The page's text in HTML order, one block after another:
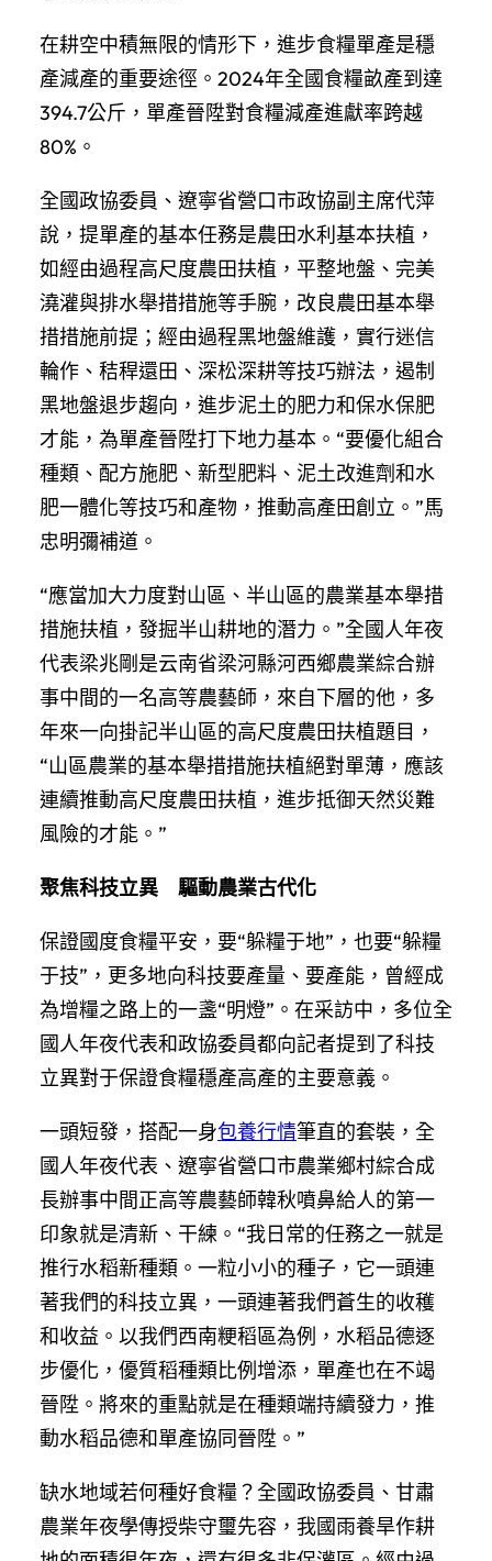
在耕空中積無限的情形下，進步食糧單產是穩
產減產的重要途徑。2024年全國食糧畝產到達
394.7公斤，單產晉陞對食糧減產進獻率跨越
80%。
全國政協委員、遼寧省營口市政協副主席代萍
說，提單產的基本任務是農田水利基本扶植，
如經由過程高尺度農田扶植，平整地盤、完美
澆灌與排水舉措措施等手腕，改良農田基本舉
措措施前提；經由過程黑地盤維護，實行迷信
輪作、秸稈還田、深松深耕等技巧辦法，遏制
黑地盤退步趨向，進步泥土的肥力和保水保肥
才能，為單產晉陞打下地力基本。“要優化組合
種類、配方施肥、新型肥料、泥土改進劑和水
肥一體化等技巧和產物，推動高產田創立。”馬
忠明彌補道。
“應當加大力度對山區、半山區的農業基本舉措
措施扶植，發掘半山耕地的潛力。”全國人年夜
代表梁兆剛是云南省梁河縣河西鄉農業綜合辦
事中間的一名高等農藝師，來自下層的他，多
年來一向掛記半山區的高尺度農田扶植題目，
“山區農業的基本舉措措施扶植絕對單薄，應該
連續推動高尺度農田扶植，進步抵御天然災難
風險的才能。”
聚焦科技立異 驅動農業古代化
保證國度食糧平安，要“躲糧于地”，也要“躲糧
于技”，更多地向科技要產量、要產能，曾經成
為增糧之路上的一盞“明燈”。在采訪中，多位全
國人年夜代表和政協委員都向記者提到了科技
立異對于保證食糧穩產高產的主要意義。
一頭短發，搭配一身包養行情筆直的套裝，全
國人年夜代表、遼寧省營口市農業鄉村綜合成
長辦事中間正高等農藝師韓秋噴鼻給人的第一
印象就是清新、干練。“我日常的任務之一就是
推行水稻新種類。一粒小小的種子，它一頭連
著我們的科技立異，一頭連著我們蒼生的收穫
和收益。以我們西南粳稻區為例，水稻品德逐
步優化，優質稻種類比例增添，單產也在不竭
晉陞。將來的重點就是在種類端持續發力，推
動水稻品德和單產協同晉陞。”
缺水地域若何種好食糧？全國政協委員、甘肅
農業年夜學傳授柴守璽先容，我國雨養旱作耕